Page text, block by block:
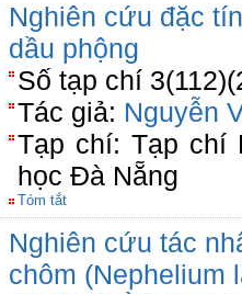
Nghiên cứu đặc
dầu phộng
Số tạp chí
Tác giả: Nguyễn
Tạp chí: Tạp chí
học Đà Nẵng
Tóm tắt
Nghiên cứu tác
chôm (Nephelium